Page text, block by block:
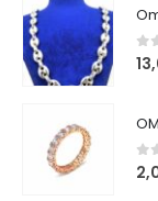
0
0